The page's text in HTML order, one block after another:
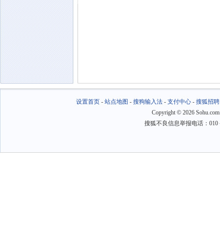
设置首页- 站点地图 - 搜狗输入法- 支付中心- 搜狐招聘
Copyright © 2026
搜狐不良信息举报电话：010